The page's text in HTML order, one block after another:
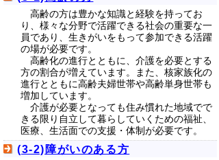
高齢の方は豊かな知識と経験を持ってお
り、様々な分野で活躍できる社会の重要な一
員であり、生きがいをもって参加できる活躍
の場が必要です。
高齢化の進行とともに、介護を必要とする
方の割合が増えています。また、核家族化の
進行とともに高齢夫婦世帯や高齢単身世帯も
増加しています。
介護が必要となっても住み慣れた地域でで
きる限り自立して暮らしていくための福祉、
医療、生活面での支援・体制が必要です。
(3-2)障がいのある方